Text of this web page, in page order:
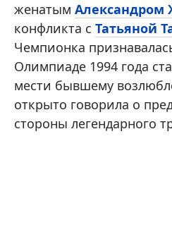
женатым
конфликта с Татьяной
Чемпионка
Олимпиаде 1994 года
мести бывшему
открыто говорила о
стороны легендарного